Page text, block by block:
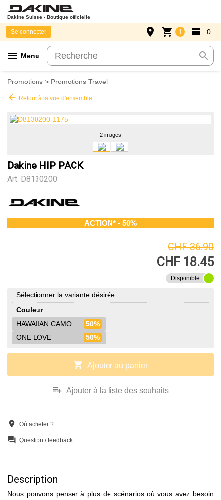
Dakine Suisse - Boutique officielle
menu Menu search
Se connecter place shopping_cart 1 view_list 0
Promotions > Promotions Travel
arrow_back Retour à la vue d'ensemble
2 images
Dakine HIP PACK
Art. D8130200
ACTION* - 50%
CHF 36.90
CHF 18.45
Disponible
Sélectionner la variante désirée :
Couleur
HAWAIIAN CAMO
50%
ONE LOVE
50%
shopping_cart Ajouter au panier
playlist_add Ajouter à la liste des souhaits
location_on Où acheter ?
question_answer Question / feedback
Description
Nous pouvons penser à plus de scénarios où vous avez besoin